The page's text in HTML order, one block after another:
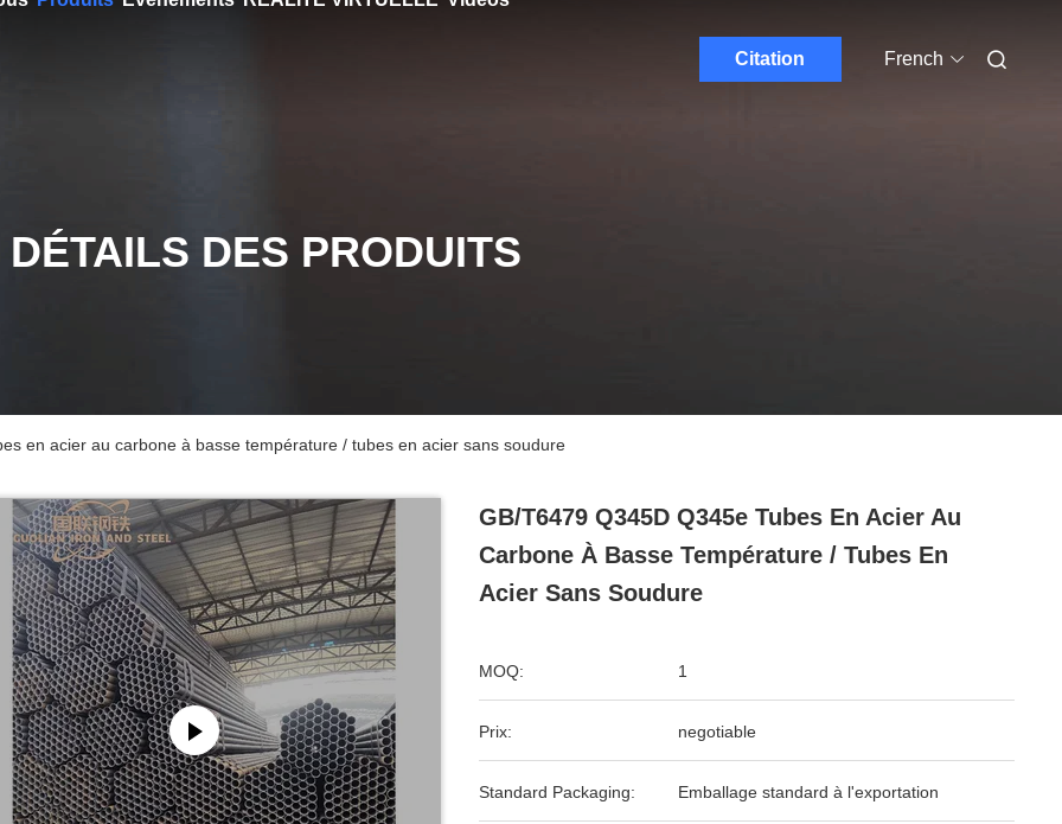
Citation French
DÉTAILS DES PRODUITS
en acier au carbone à basse température / tubes en acier sans soudure
GB/T6479 Q345D Q345e Tubes En Acier Au
Carbone À Basse Température / Tubes En
Acier Sans Soudure
MOQ: 1
Prix: negotiable
Standard Packaging: Emballage standard à l'exportation